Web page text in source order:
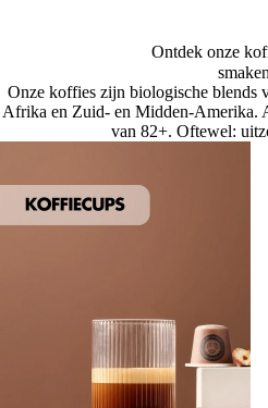
Ontdek onze
smaken
Onze koffies zijn biologische blends
Afrika en Zuid- en Midden-Amerika.
van 82+. Oftewel: